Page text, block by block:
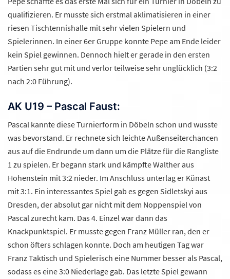
qualifizieren. Er musste sich erstmal aklimatisieren in einer
riesen Tischtennishalle mit sehr vielen Spielern und
Spielerinnen. In einer 6er Gruppe konnte Pepe am Ende leider
kein Spiel gewinnen. Dennoch hielt er gerade in den ersten
Partien sehr gut mit und verlor teilweise sehr unglücklich (3:2
nach 2:0 Führung).
AK U19 – Pascal Faust:
Pascal kannte diese Turnierform in Döbeln schon und wusste
was bevorstand. Er rechnete sich leichte Außenseiterchancen
aus auf die Endrunde um dann um die Plätze für die Rangliste
1 zu spielen. Er begann stark und kämpfte Walther aus
Hohenstein mit 3:2 nieder. Im Anschluss unterlag er Künast
mit 3:1. Ein interessantes Spiel gab es gegen Sidletskyi aus
Dresden, der absolut gar nicht mit dem Noppenspiel von
Pascal zurecht kam. Das 4. Einzel war dann das
Knackpunktspiel. Er musste gegen Franz Müller ran, den er
schon öfters schlagen konnte. Doch am heutigen Tag war
Franz Taktisch und Spielerisch eine Nummer besser als Pascal,
sodass es eine 3:0 Niederlage gab. Das letzte Spiel gewann